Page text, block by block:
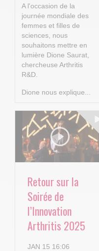
A l'occasion de la
journée mondiale des
femmes et filles de
sciences, nous
souhaitons mettre en
lumière Dione Saurat,
chercheuse Arthritis
R&D.
Dione nous explique...
Retour sur la
Soirée de
l’Innovation
Arthritis 2025
JAN 15 16:06